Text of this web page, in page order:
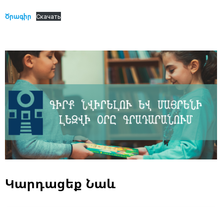
Ծրագիր Скачать
Կարդացեք Նաև